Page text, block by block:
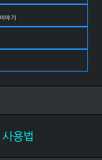
야기
용법